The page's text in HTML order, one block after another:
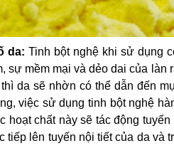
da: Tinh bột nghệ khi sử dụng
sự mềm mại và dẻo dai của
da sẽ nhờn có thể dẫn đến
việc sử dụng tinh bột nghệ
hoạt chất này sẽ tác động
tiếp lên tuyến nội tiết của da và